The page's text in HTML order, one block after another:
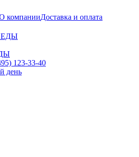
компанииДоставка и оплата
123-33-40
день